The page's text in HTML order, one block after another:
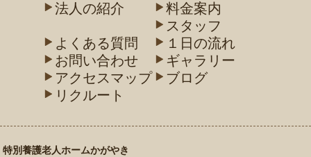
法人の紹介
料金案内
スタッフ
よくある質問
お問い合わせ
アクセスマップ
１日の流れ
ギャラリー
ブログ
リクルート
特別養護老人ホームかがやき